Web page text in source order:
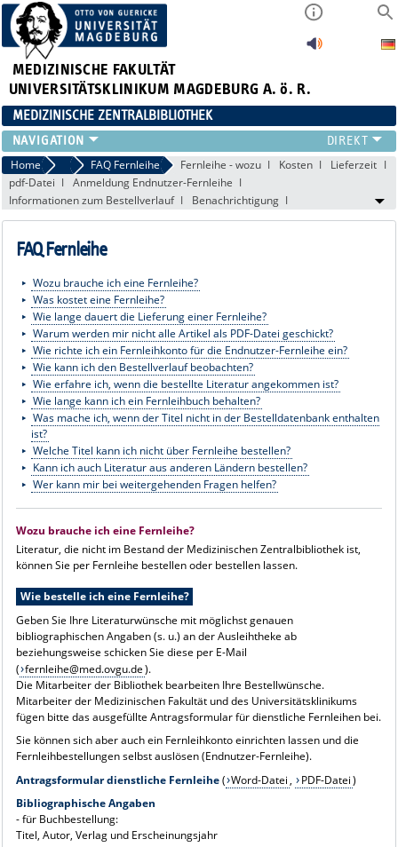
MEDIZINISCHE FAKULTÄT
UNIVERSITÄTSKLINIKUM MAGDEBURG A. ö. R.
MEDIZINISCHE ZENTRALBIBLIOTHEK
LITERATURSUCHE
SERVICE
INFORMATIONSKOMPETENZ
PUBLIZIEREN
SUCHE A-Z
Home FAQ FAQ Fernleihe Fernleihe - wozu Kosten
Lieferzeit
pdf-Datei
Anmeldung Endnutzer-Fernleihe
Informationen zum Bestellverlauf
Benachrichtigung
FAQ Fernleihe
Wozu brauche ich eine Fernleihe?
Was kostet eine Fernleihe?
Wie lange dauert die Lieferung einer Fernleihe?
Warum werden mir nicht alle Artikel als PDF-Datei geschickt?
Wie richte ich ein Fernleihkonto für die Endnutzer-Fernleihe ein?
Wie kann ich den Bestellverlauf beobachten?
Wie erfahre ich, wenn die bestellte Literatur angekommen ist?
Wie lange kann ich ein Fernleihbuch behalten?
Was mache ich, wenn der Titel nicht in der Bestelldatenbank enthalten
ist?
Welche Titel kann ich nicht über Fernleihe bestellen?
Kann ich auch Literatur aus anderen Ländern bestellen?
Wer kann mir bei weitergehenden Fragen helfen?
Wozu brauche ich eine Fernleihe?
Literatur, die nicht im Bestand der Medizinischen Zentralbibliothek ist,
können Sie per Fernleihe bestellen oder bestellen lassen.
Wie bestelle ich eine Fernleihe?
Geben Sie Ihre Literaturwünsche mit möglichst genauen
bibliographischen Angaben (s. u.) an der Ausleihtheke ab
beziehungsweise schicken Sie diese per E-Mail
( fernleihe@med.ovgu.de).
Die Mitarbeiter der Bibliothek bearbeiten Ihre Bestellwünsche.
Mitarbeiter der Medizinischen Fakultät und des Universitätsklinikums
fügen bitte das ausgefüllte Antragsformular für dienstliche Fernleihen bei.
Sie können sich aber auch ein Fernleihkonto einrichten lassen und die
Fernleihbestellungen selbst auslösen (Endnutzer-Fernleihe).
Antragsformular dienstliche Fernleihe( Word-Datei, PDF-Datei)
Bibliographische Angaben
- für Buchbestellung:
Titel, Autor, Verlag und Erscheinungsjahr